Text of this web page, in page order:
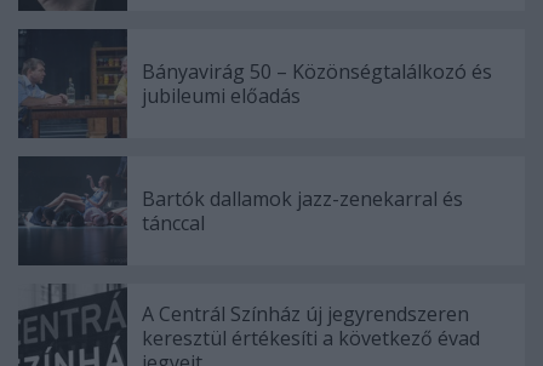
Bányavirág 50 – Közönségtalálkozó és
jubileumi előadás
Bartók dallamok jazz-zenekarral és
tánccal
A Centrál Színház új jegyrendszeren
keresztül értékesíti a következő évad